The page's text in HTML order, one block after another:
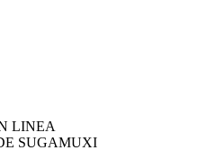
LINEA
SUGAMUXI